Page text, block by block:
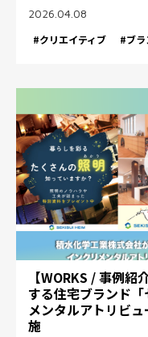
2026.04.08
#クリエイティブ
#ブラ
【WORKS / 事例
する住宅ブランド
メンタルアトリビ
施